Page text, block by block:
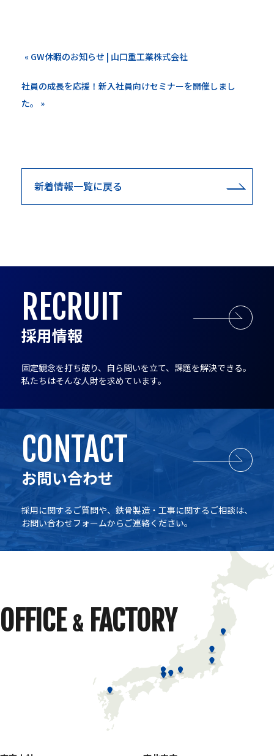
« GW休暇のお知らせ | 山口重工業株式会社
社員の成長を応援！新入社員向けセミナーを開催しまし
た。 »
新着情報一覧に戻る
RECRUIT
採用情報
固定観念を打ち破り、自ら問いを立て、課題を解決できる。
私たちはそんな人財を求めています。
CONTACT
お問い合わせ
採用に関するご質問や、鉄骨製造・工事に関するご相談は、
お問い合わせフォームからご連絡ください。
OFFICE & FACTORY